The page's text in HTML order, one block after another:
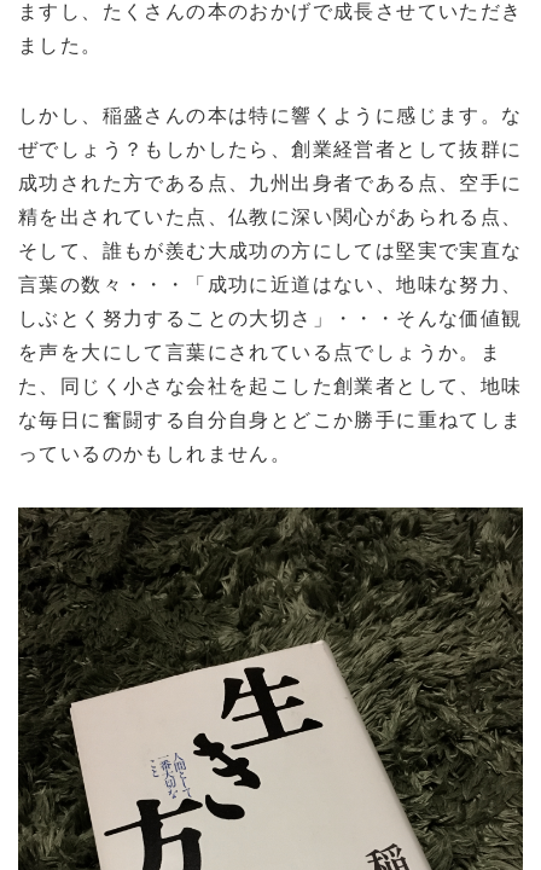
ますし、たくさんの本のおかげで成長させていただき
ました。
しかし、稲盛さんの本は特に響くように感じます。な
ぜでしょう？もしかしたら、創業経営者として抜群に
成功された方である点、九州出身者である点、空手に
精を出されていた点、仏教に深い関心があられる点、
そして、誰もが羨む大成功の方にしては堅実で実直な
言葉の数々・・・「成功に近道はない、地味な努力、
しぶとく努力することの大切さ」・・・そんな価値観
を声を大にして言葉にされている点でしょうか。ま
た、同じく小さな会社を起こした創業者として、地味
な毎日に奮闘する自分自身とどこか勝手に重ねてしま
っているのかもしれません。